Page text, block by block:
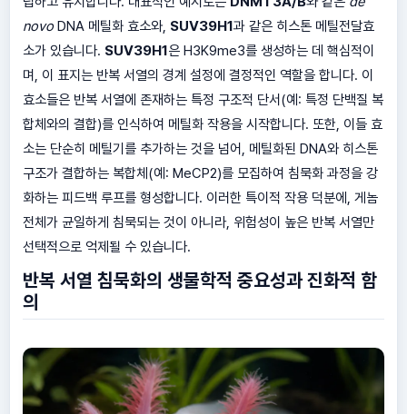
novoDNA 메틸화 효소와, SUV39H1과 같은 히스톤 메틸전달효
소가 있습니다. SUV39H1은 H3K9me3를 생성하는 데 핵심적이
며, 이 표지는 반복 서열의 경계 설정에 결정적인 역할을 합니다. 이
효소들은 반복 서열에 존재하는 특정 구조적 단서(예: 특정 단백질 복
합체와의 결합)를 인식하여 메틸화 작용을 시작합니다. 또한, 이들 효
소는 단순히 메틸기를 추가하는 것을 넘어, 메틸화된 DNA와 히스톤
구조가 결합하는 복합체(예: MeCP2)를 모집하여 침묵화 과정을 강
화하는 피드백 루프를 형성합니다. 이러한 특이적 작용 덕분에, 게놈
전체가 균일하게 침묵되는 것이 아니라, 위험성이 높은 반복 서열만
선택적으로 억제될 수 있습니다.
반복 서열 침묵화의 생물학적 중요성과 진화적 함
의